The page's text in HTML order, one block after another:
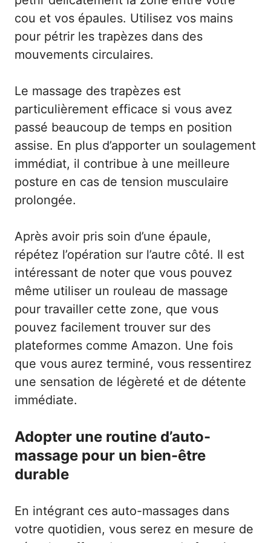
cou et vos épaules. Utilisez vos mains
pour pétrir les trapèzes dans des
mouvements circulaires.
Le massage des trapèzes est
particulièrement efficace si vous avez
passé beaucoup de temps en position
assise. En plus d’apporter un soulagement
immédiat, il contribue à une meilleure
posture en cas de tension musculaire
prolongée.
Après avoir pris soin d’une épaule,
répétez l’opération sur l’autre côté. Il est
intéressant de noter que vous pouvez
même utiliser un rouleau de massage
pour travailler cette zone, que vous
pouvez facilement trouver sur des
plateformes comme Amazon. Une fois
que vous aurez terminé, vous ressentirez
une sensation de légèreté et de détente
immédiate.
Adopter une routine d’auto-
massage pour un bien-être
durable
En intégrant ces auto-massages dans
votre quotidien, vous serez en mesure de